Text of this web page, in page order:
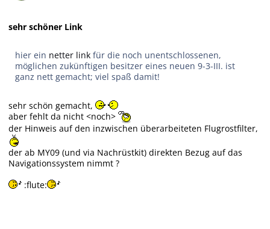
sehr schöner Link
hier ein netter link für die noch unentschlossenen,
möglichen zukünftigen besitzer eines neuen 9-3-III. ist
ganz nett gemacht; viel spaß damit!
sehr schön gemacht,
aber fehlt da nicht <noch>
der Hinweis auf den inzwischen überarbeiteten Flugrostfilter,
der ab MY09 (und via Nachrüstkit) direkten Bezug auf das
Navigationssystem nimmt ?
:flute: